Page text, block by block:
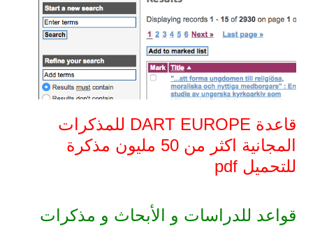
قاعدة DART EUROPE للمذكرات
المجانية اكثر من 50 مليون مذكرة
للتحميل pdf
قواعد للدراسات و الأبحاث و مذكرات